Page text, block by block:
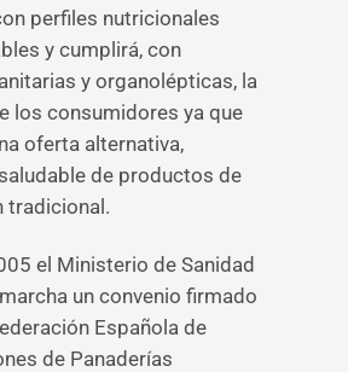
perfiles nutricionales
y cumplirá, con
y organolépticas, la
los consumidores ya que
oferta alternativa,
de productos de
tradicional.
el Ministerio de Sanidad
un convenio firmado
Española de
de Panaderías